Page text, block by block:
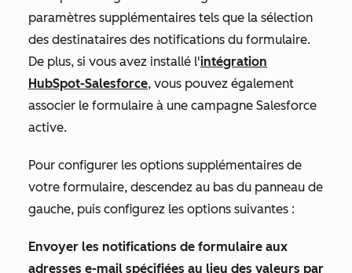
paramètres supplémentaires tels que la sélection
des destinataires des notifications du formulaire.
De plus, si vous avez installé l'intégration
HubSpot-Salesforce, vous pouvez également
associer le formulaire à une campagne Salesforce
active.
Pour configurer les options supplémentaires de
votre formulaire, descendez au bas du panneau de
gauche, puis configurez les options suivantes :
Envoyer les notifications de formulaire aux
adresses e-mail spécifiées au lieu des valeurs par